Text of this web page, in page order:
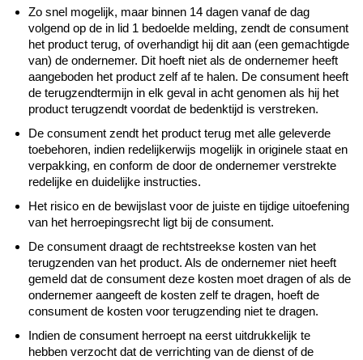
Zo snel mogelijk, maar binnen 14 dagen vanaf de dag
volgend op de in lid 1 bedoelde melding, zendt de consument
het product terug, of overhandigt hij dit aan (een gemachtigde
van) de ondernemer. Dit hoeft niet als de ondernemer heeft
aangeboden het product zelf af te halen. De consument heeft
de terugzendtermijn in elk geval in acht genomen als hij het
product terugzendt voordat de bedenktijd is verstreken.
De consument zendt het product terug met alle geleverde
toebehoren, indien redelijkerwijs mogelijk in originele staat en
verpakking, en conform de door de ondernemer verstrekte
redelijke en duidelijke instructies.
Het risico en de bewijslast voor de juiste en tijdige uitoefening
van het herroepingsrecht ligt bij de consument.
De consument draagt de rechtstreekse kosten van het
terugzenden van het product. Als de ondernemer niet heeft
gemeld dat de consument deze kosten moet dragen of als de
ondernemer aangeeft de kosten zelf te dragen, hoeft de
consument de kosten voor terugzending niet te dragen.
Indien de consument herroept na eerst uitdrukkelijk te
hebben verzocht dat de verrichting van de dienst of de